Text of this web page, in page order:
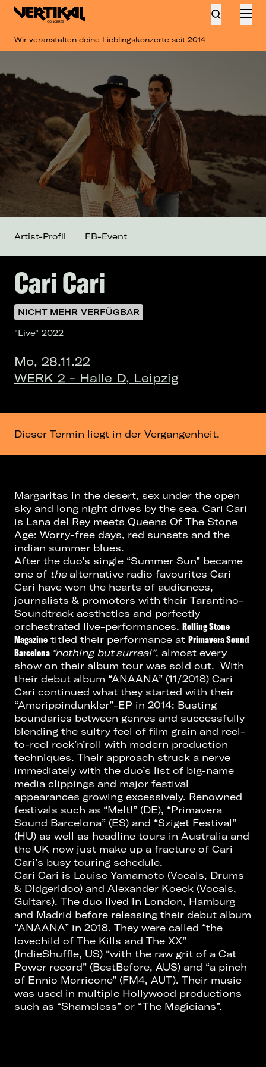
Wir veranstalten deine Lieblingskonzerte seit 2014
Cari Cari
NICHT MEHR VERFÜGBAR
"Live" 2022
Mo, 28.11.22
WERK 2 - Halle D, Leipzig
Artist-Profil FB-Event
Dieser Termin liegt in der Vergangenheit.
Margaritas in the desert, sex under the open
sky and long night drives by the sea. Cari Cari
is Lana del Rey meets Queens Of The Stone
Age: Worry-free days, red sunsets and the
indian summer blues.
After the duo’s single “Summer Sun” became
one of thealternative radio favourites Cari
Cari have won the hearts of audiences,
journalists & promoters with their Tarantino-
Soundtrack aesthetics and perfectly
orchestrated live-performances. Rolling Stone
Magazine titled their performance at Primavera Sound
Barcelona “nothing but surreal”, almost every
show on their album tour was sold out. With
their debut album “ANAANA” (11/2018) Cari
Cari continued what they started with their
“Amerippindunkler”-EP in 2014: Busting
boundaries between genres and successfully
blending the sultry feel of film grain and reel-
to-reel rock’n’roll with modern production
techniques. Their approach struck a nerve
immediately with the duo’s list of big-name
media clippings and major festival
appearances growing excessively. Renowned
festivals such as “Melt!” (DE), “Primavera
Sound Barcelona” (ES) and “Sziget Festival”
(HU) as well as headline tours in Australia and
the UK now just make up a fracture of Cari
Cari’s busy touring schedule.
Cari Cari is Louise Yamamoto (Vocals, Drums
& Didgeridoo) and Alexander Koeck (Vocals,
Guitars). The duo lived in London, Hamburg
and Madrid before releasing their debut album
“ANAANA” in 2018. They were called “the
lovechild of The Kills and The XX”
(IndieShuffle, US) “with the raw grit of a Cat
Power record” (BestBefore, AUS) and “a pinch
of Ennio Morricone” (FM4, AUT). Their music
was used in multiple Hollywood productions
such as “Shameless” or “The Magicians”.